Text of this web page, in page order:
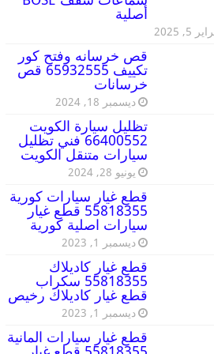
أصلية
5, 2025
قص خرسانه وفتح كور
تكييف 65932555 قص
خرسانات
ديسمبر 18, 2024
تظليل سيارة الكويت
66400552 فني تظليل
سيارات متنقل الكويت
يونيو 28, 2024
قطع غيار سيارات كورية
55818355 قطع غيار
سيارات اصلية كورية
ديسمبر 1, 2023
قطع غيار كاديلاك
55818355 سكراب
قطع غيار كاديلاك رخيص
ديسمبر 1, 2023
قطع غيار سيارات المانية